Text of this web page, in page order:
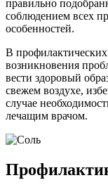
правильно
соблюдением всех
особенностей.
В
возникновения
вести здоровый
свежем воздухе,
случае
лечащим врачом.